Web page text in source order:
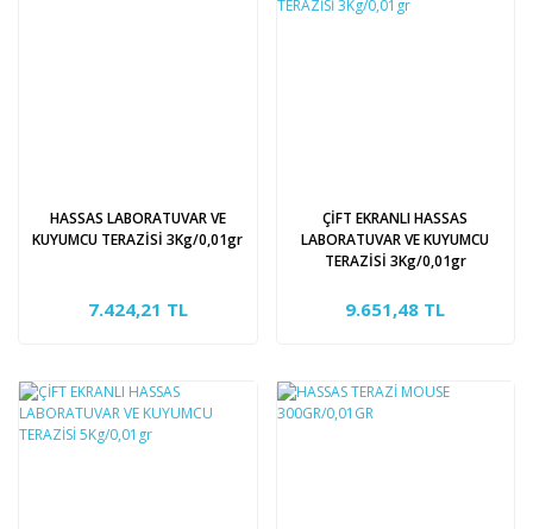
HASSAS LABORATUVAR VE
KUYUMCU TERAZİSİ 3Kg/0,01gr
7.424,21 TL
ÇİFT EKRANLI HASSAS
LABORATUVAR VE KUYUMCU
TERAZİSİ 3Kg/0,01gr
9.651,48 TL